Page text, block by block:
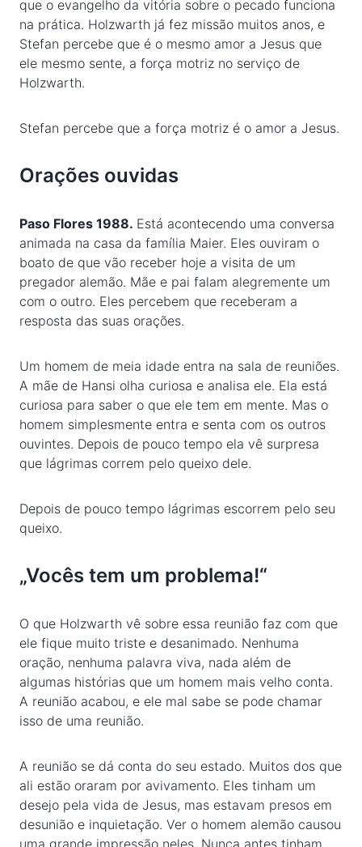
que o evangelho da vitória sobre o pecado funciona
na prática. Holzwarth já fez missão muitos anos, e
Stefan percebe que é o mesmo amor a Jesus que
ele mesmo sente, a força motriz no serviço de
Holzwarth.
Stefan percebe que a força motriz é o amor a Jesus.
Orações ouvidas
Paso Flores 1988. Está acontecendo uma conversa
animada na casa da família Maier. Eles ouviram o
boato de que vão receber hoje a visita de um
pregador alemão. Mãe e pai falam alegremente um
com o outro. Eles percebem que receberam a
resposta das suas orações.
Um homem de meia idade entra na sala de reuniões.
A mãe de Hansi olha curiosa e analisa ele. Ela está
curiosa para saber o que ele tem em mente. Mas o
homem simplesmente entra e senta com os outros
ouvintes. Depois de pouco tempo ela vê surpresa
que lágrimas correm pelo queixo dele.
Depois de pouco tempo lágrimas escorrem pelo seu
queixo.
„Vocês tem um problema!“
O que Holzwarth vê sobre essa reunião faz com que
ele fique muito triste e desanimado. Nenhuma
oração, nenhuma palavra viva, nada além de
algumas histórias que um homem mais velho conta.
A reunião acabou, e ele mal sabe se pode chamar
isso de uma reunião.
A reunião se dá conta do seu estado. Muitos dos que
ali estão oraram por avivamento. Eles tinham um
desejo pela vida de Jesus, mas estavam presos em
desunião e inquietação. Ver o homem alemão causou
uma grande impressão neles. Nunca antes tinham